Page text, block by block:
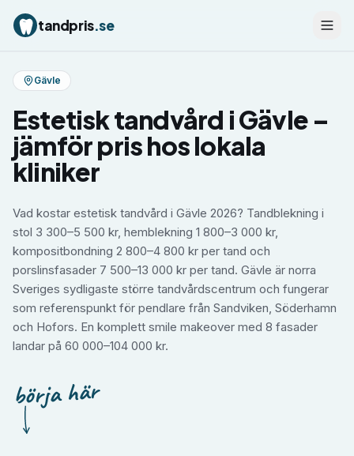
tandpris.se
Gävle
Estetisk tandvård iGävle –
jämför pris hos lokala
kliniker
Vad kostar estetisk tandvård i Gävle 2026? Tandblekning i
stol 3 300–5 500 kr, hemblekning 1 800–3 000 kr,
kompositbondning 2 800–4 800 kr per tand och
porslinsfasader 7 500–13 000 kr per tand. Gävle är norra
Sveriges sydligaste större tandvårdscentrum och fungerar
som referenspunkt för pendlare från Sandviken, Söderhamn
och Hofors. En komplett smile makeover med 8 fasader
landar på 60 000–104 000 kr.
börja här